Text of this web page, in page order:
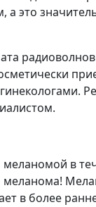
а это
в
меланома!
в более